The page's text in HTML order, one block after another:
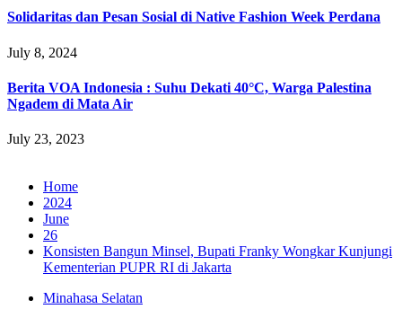
Solidaritas dan Pesan Sosial di Native Fashion Week Perdana
July 8, 2024
Berita VOA Indonesia : Suhu Dekati 40°C, Warga Palestina
Ngadem di Mata Air
July 23, 2023
Home
2024
June
26
Konsisten Bangun Minsel, Bupati Franky Wongkar Kunjungi
Kementerian PUPR RI di Jakarta
Minahasa Selatan